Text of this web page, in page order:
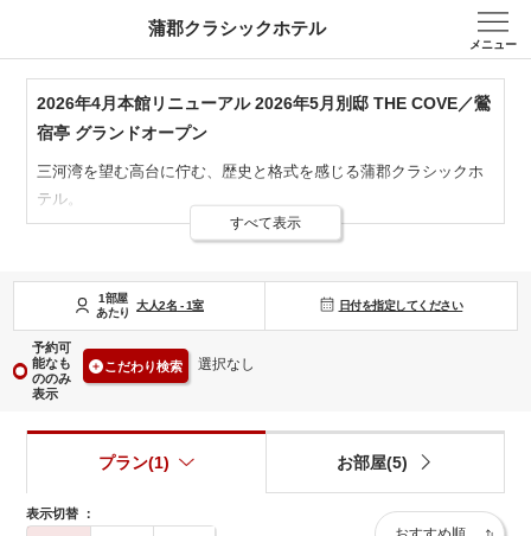
蒲郡クラシックホテル
メニュー
2026年4月本館リニューアル 2026年5月別邸 THE COVE／鶯
宿亭 グランドオープン
三河湾を望む高台に佇む、歴史と格式を感じる蒲郡クラシックホ
テル。
昭和9年（1934年）創業の趣ある建物は国の登録有形文化財に指
館内には古き良き時代の優雅な空気が漂います。
2026年4月には本館客室をリニューアルし、歴史ある趣はそのま
まに
より快適で上質な滞在空間へと生まれ変わりました。
登録有形文化財の趣を活かした特別な空間で、ワンランク上のご
お楽しみいただけます。
すべて表示
1部屋
あたり
大人2名 -1室 日付を指定してください
予約可
能なも
ののみ
表示
こだわり検索 選択なし
表示切替 ：
プラン(1) お部屋(5)